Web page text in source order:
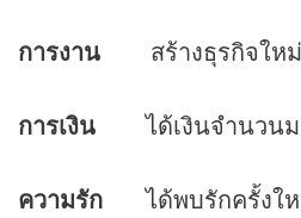
การงาน สร้างธุรกิจใหม่
การเงิน ได้เงินจำนวนม
ความรัก ได้พบรักครั้งใ